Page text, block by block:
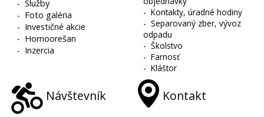
-Služby
- Foto galéria
- Investičné akcie
- Hornoorešan
- Inzercia
-Kontakty, úradné hodiny
-Separovaný zber, vývoz
odpadu
-Školstvo
-Farnosť
-Kláštor
Návštevník Kontakt